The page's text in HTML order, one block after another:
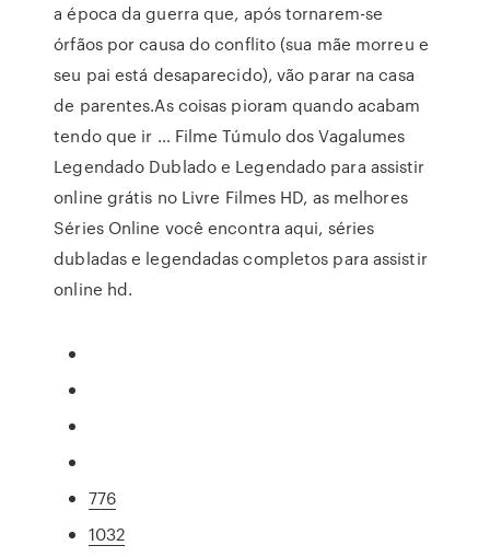
a época da guerra que, após tornarem-se
órfãos por causa do conflito (sua mãe morreu e
seu pai está desaparecido), vão parar na casa
de parentes.As coisas pioram quando acabam
tendo que ir … Filme Túmulo dos Vagalumes
Legendado Dublado e Legendado para assistir
online grátis no Livre Filmes HD, as melhores
Séries Online você encontra aqui, séries
dubladas e legendadas completos para assistir
online hd.
776
1032